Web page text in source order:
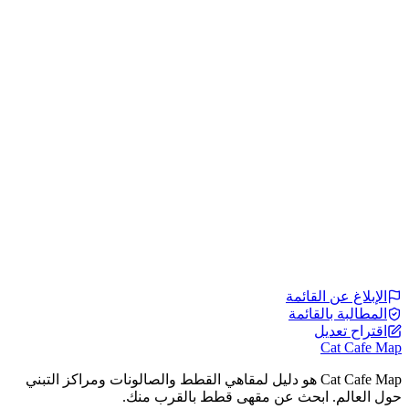
الإبلاغ عن القائمة
المطالبة بالقائمة
اقتراح تعديل
Cat Cafe Map
Cat Cafe Map هو دليل لمقاهي القطط والصالونات ومراكز التبني
حول العالم. ابحث عن مقهى قطط بالقرب منك.